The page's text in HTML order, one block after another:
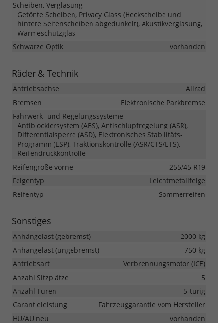
Scheiben, Verglasung
Getönte Scheiben, Privacy Glass (Heckscheibe und
hintere Seitenscheiben abgedunkelt), Akustikverglasung,
Wärmeschutzglas
Schwarze Optik
vorhanden
Räder & Technik
Antriebsachse
Allrad
Bremsen
Elektronische Parkbremse
Fahrwerk- und Regelungssysteme
Antiblockiersystem (ABS), Antischlupfregelung (ASR),
Differentialsperre (ASD), Elektronisches Stabilitäts-
Programm (ESP), Traktionskontrolle (ASR/CTS/ETS),
Reifendruckkontrolle
Reifengröße vorne
255/45 R19
Felgentyp
Leichtmetallfelge
Reifentyp
Sommerreifen
Sonstiges
Anhängelast (gebremst)
2000 kg
Anhängelast (ungebremst)
750 kg
Antriebsart
Verbrennungsmotor (ICE)
Anzahl Sitzplätze
5
Anzahl Türen
5-türig
Garantieleistung
Fahrzeuggarantie vom Hersteller
HU/AU neu
vorhanden